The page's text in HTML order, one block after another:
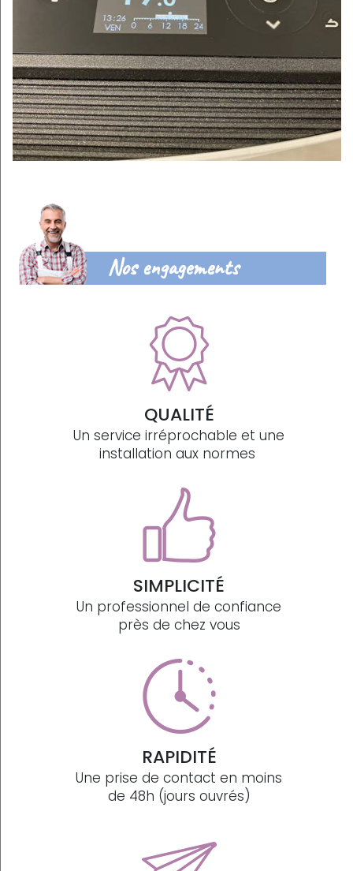
Nos engagements
QUALITÉ
Un service irréprochable et une
installation aux normes
SIMPLICITÉ
Un professionnel de confiance
près de chez vous
RAPIDITÉ
Une prise de contact en moins
de 48h (jours ouvrés)